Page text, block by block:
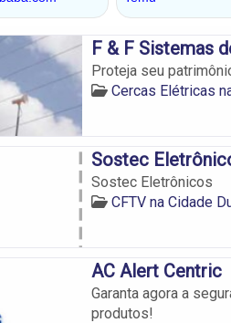
F & F Sistemas
Proteja seu
Cercas Elétricas
Sostec
Sostec Eletrônicos
CFTV na Cidade
AC Alert Centric
Garanta agora a
produtos!